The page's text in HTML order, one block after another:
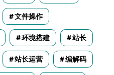
文件操作
环境搭建 站长
站长运营 编解码